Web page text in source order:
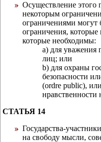
Осуществление этого
некоторым
ограничениями могут
ограничения,
которые необходимы:
a) для уважения
лиц; или
b) для охраны
безопасности
(ordre public),
нравственности
СТАТЬЯ 14
Государства-
на свободу мысли,